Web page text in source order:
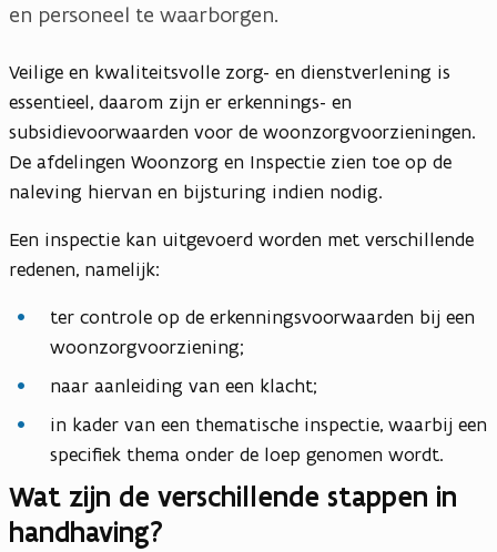
en personeel te waarborgen.
Veilige en kwaliteitsvolle zorg- en dienstverlening is
essentieel, daarom zijn er erkennings- en
subsidievoorwaarden voor de woonzorgvoorzieningen.
De afdelingen Woonzorg en Inspectie zien toe op de
naleving hiervan en bijsturing indien nodig.
Een inspectie kan uitgevoerd worden met verschillende
redenen, namelijk:
ter controle op de erkenningsvoorwaarden bij een
woonzorgvoorziening;
naar aanleiding van een klacht;
in kader van een thematische inspectie, waarbij een
specifiek thema onder de loep genomen wordt.
Wat zijn de verschillende stappen in
handhaving?